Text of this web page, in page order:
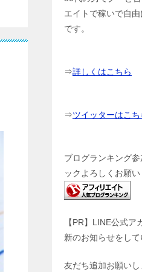
エイトで稼いで自
です。
⇒詳しくはこちら
⇒ツイッターはこち
ブログランキング
ックよろしくお願い
【PR】LINE公式ア
新のお知らせをして
友だち追加お願いし